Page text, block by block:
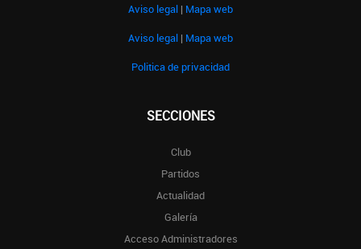
Aviso legal | Mapa web
Aviso legal | Mapa web
Politica de privacidad
SECCIONES
Club
Partidos
Actualidad
Galería
Acceso Administradores